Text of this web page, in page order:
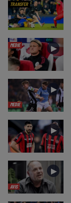
TRANSFER
MEDIE ►
MEDIE
►
►
AVIS
►